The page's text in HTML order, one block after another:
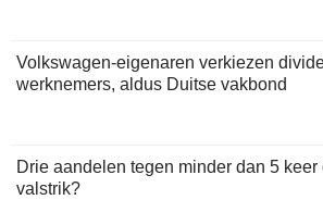
Volkswagen-eigenaren verkiezen
werknemers, aldus Duitse vakbond
Drie aandelen tegen minder dan 5
valstrik?